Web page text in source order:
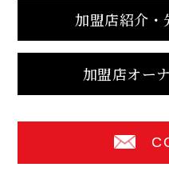
加盟店紹介
加盟店オー